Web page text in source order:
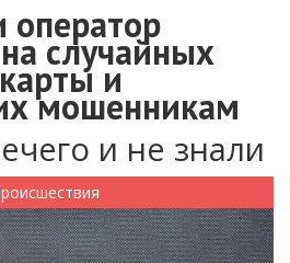
оператор
случайных
и
мошенникам
и не знали